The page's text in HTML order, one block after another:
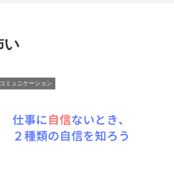
い
ミュニケーション